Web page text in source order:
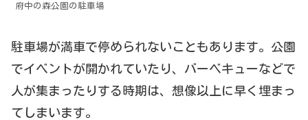
府中の森公園の駐車場
駐車場が満車で停められないこともあります。公園
でイベントが開かれていたり、バーベキューなどで
人が集まったりする時期は、想像以上に早く埋まっ
てしまいます。